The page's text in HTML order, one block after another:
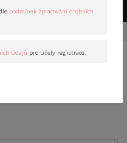
podmínek zpracování osobních
údajů pro účely registrace.